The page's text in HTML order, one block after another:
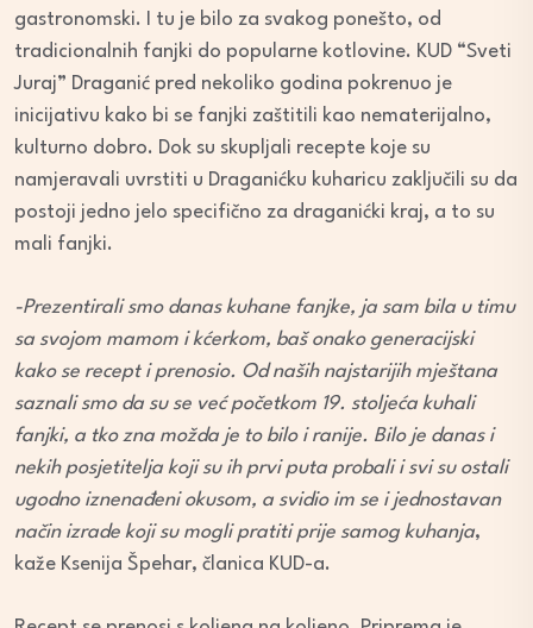
gastronomski. I tu je bilo za svakog ponešto, od
tradicionalnih fanjki do popularne kotlovine. KUD “Sveti
Juraj” Draganić pred nekoliko godina pokrenuo je
inicijativu kako bi se fanjki zaštitili kao nematerijalno,
kulturno dobro. Dok su skupljali recepte koje su
namjeravali uvrstiti u Draganićku kuharicu zaključili su da
postoji jedno jelo specifično za draganićki kraj, a to su
mali fanjki.
-Prezentirali smo danas kuhane fanjke, ja sam bila u timu
sa svojom mamom i kćerkom, baš onako generacijski
kako se recept i prenosio. Od naših najstarijih mještana
saznali smo da su se već početkom 19. stoljeća kuhali
fanjki, a tko zna možda je to bilo i ranije. Bilo je danas i
nekih posjetitelja koji su ih prvi puta probali i svi su ostali
ugodno iznenađeni okusom, a svidio im se i jednostavan
način izrade koji su mogli pratiti prije samog kuhanja,
kaže Ksenija Špehar, članica KUD-a.